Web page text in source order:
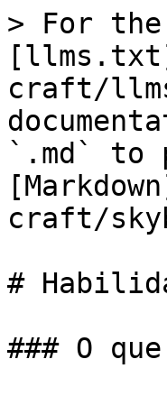
> For the
craft/
`.md` to
craft/
#
### O